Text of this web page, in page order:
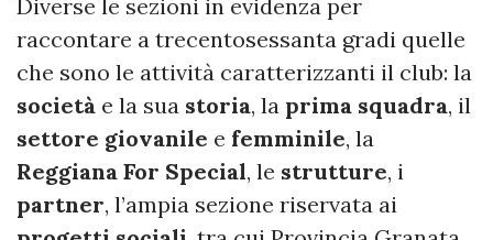
Diverse le sezioni in evidenza per
raccontare a trecentosessanta gradi quelle
che sono le attività caratterizzanti il club: la
società e la sua storia, la prima squadra, il
settore giovanile e femminile, la
Reggiana For Special, le strutture, i
partner, l’ampia sezione riservata ai